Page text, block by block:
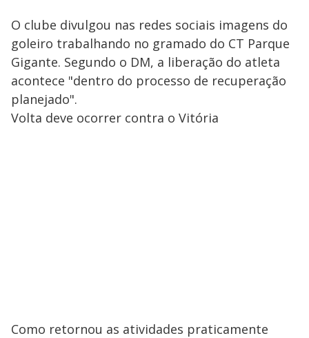
O clube divulgou nas redes sociais imagens do
goleiro trabalhando no gramado do CT Parque
Gigante. Segundo o DM, a liberação do atleta
acontece "dentro do processo de recuperação
planejado".
Volta deve ocorrer contra o Vitória
Como retornou as atividades praticamente